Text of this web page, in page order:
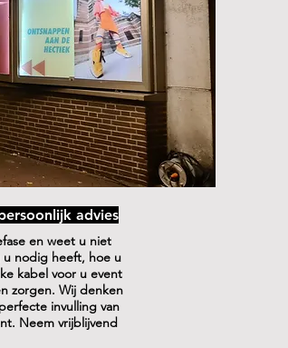
advies
en weet u niet
u nodig heeft, hoe u
kabel voor u event
zorgen. Wij denken
invulling van
Neem vrijblijvend